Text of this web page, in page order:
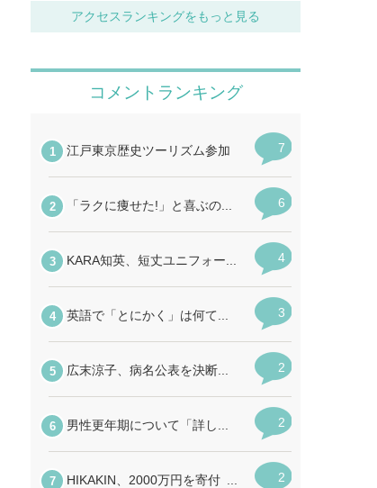
アクセスランキングをもっと見る